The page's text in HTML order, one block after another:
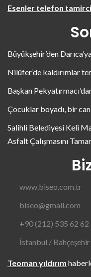
Esenler telefon
Büyükşehir’den
Nilüfer’de kaldırımlar
Başkan
Çocuklar boyadı, bir
Salihli Belediyesi Keli
Asfalt Çalışmasını
www.biseo.com.tr
biseo@gmail.com
+90 (212) 535 62 62
İstanbul / Bahçeşehir
Teoman yıldırım